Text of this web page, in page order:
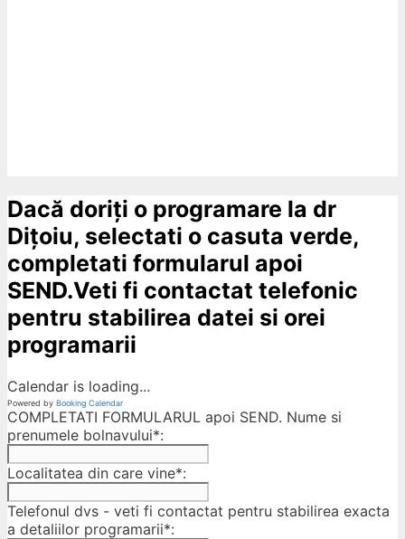
Dacă doriți o programare la dr
Dițoiu, selectati o casuta verde,
completati formularul apoi
SEND.Veti fi contactat telefonic
pentru stabilirea datei si orei
programarii
Calendar is loading...
Powered by Booking Calendar
COMPLETATI FORMULARUL apoi SEND. Nume si
prenumele bolnavului*:
Localitatea din care vine*:
Telefonul dvs - veti fi contactat pentru stabilirea exacta
a detaliilor programarii*: